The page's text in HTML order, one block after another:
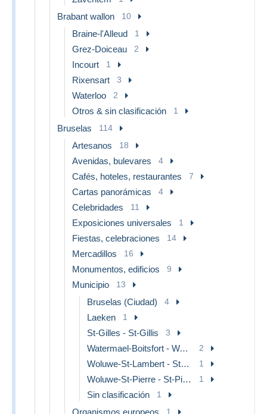
Brabant wallon 10
Braine-l'Alleud 1
Grez-Doiceau 2
Incourt 1
Rixensart 3
Waterloo 2
Otros & sin clasificación 1
Bruselas 114
Artesanos 18
Avenidas, bulevares 4
Cafés, hoteles, restaurantes 7
Cartas panorámicas 4
Celebridades 11
Exposiciones universales 1
Fiestas, celebraciones 14
Mercadillos 16
Monumentos, edificios 9
Municipio 13
Bruselas (Ciudad) 4
Laeken 1
St-Gilles - St-Gillis 3
Watermael-Boitsfort - Watermaal-Bosvoorde 2
Woluwe-St-Lambert - St-Lambrechts-Woluwe 1
Woluwe-St-Pierre - St-Pieters-Woluwe 1
Sin clasificación 1
Organismos europeos 1